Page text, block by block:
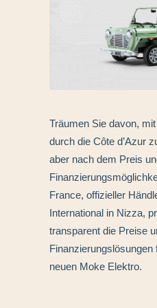
Träumen Sie davon,
durch die Côte d’Azur
aber nach dem Preis
France, offizieller
International in Nizza,
transparent die Preise
neuen Moke Elektro.